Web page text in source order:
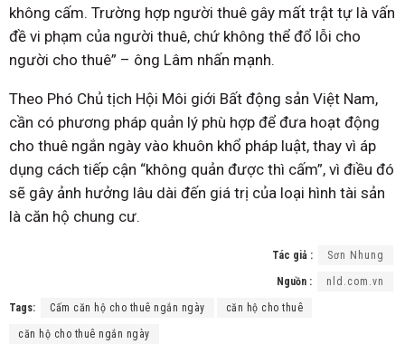
không cấm. Trường hợp người thuê gây mất trật tự là vấn
đề vi phạm của người thuê, chứ không thể đổ lỗi cho
người cho thuê” – ông Lâm nhấn mạnh.
Theo Phó Chủ tịch Hội Môi giới Bất động sản Việt Nam,
cần có phương pháp quản lý phù hợp để đưa hoạt động
cho thuê ngắn ngày vào khuôn khổ pháp luật, thay vì áp
dụng cách tiếp cận “không quản được thì cấm”, vì điều đó
sẽ gây ảnh hưởng lâu dài đến giá trị của loại hình tài sản
là căn hộ chung cư.
Tác giả : Sơn Nhung
Nguồn : nld.com.vn
Tags: Cấm căn hộ cho thuê ngắn ngày căn hộ cho thuê
căn hộ cho thuê ngắn ngày